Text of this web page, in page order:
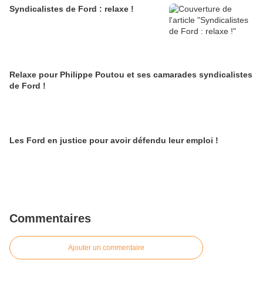
Syndicalistes de Ford : relaxe !
Relaxe pour Philippe Poutou et ses camarades syndicalistes
de Ford !
Les Ford en justice pour avoir défendu leur emploi !
Commentaires
Ajouter un commentaire